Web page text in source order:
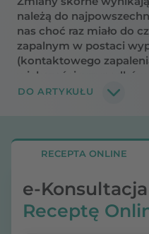
należą do
nas choć raz miało do
zapalnym w postaci
(kontaktowego
większości
łagodne i ustępują po
kontaktowego.
DO ARTYKUŁU
RECEPTA ONLINE
e-
Receptę